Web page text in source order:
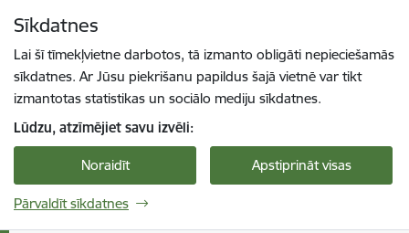
Sīkdatnes
Lai šī tīmekļvietne darbotos, tā izmanto obligāti nepieciešamās
sīkdatnes. Ar Jūsu piekrišanu papildus šajā vietnē var tikt
izmantotas statistikas un sociālo mediju sīkdatnes.
Lūdzu, atzīmējiet savu izvēli:
Noraidīt Apstiprināt visas
Pārvaldīt sīkdatnes